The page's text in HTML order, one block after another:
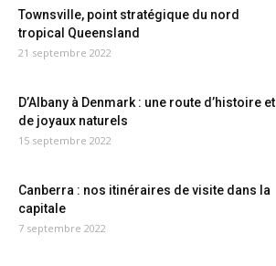
Townsville, point stratégique du nord
tropical Queensland
21 septembre 2022
D’Albany à Denmark : une route d’histoire et
de joyaux naturels
15 septembre 2022
Canberra : nos itinéraires de visite dans la
capitale
7 septembre 2022